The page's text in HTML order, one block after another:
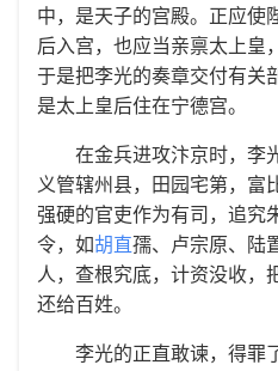
中，是天子的宫殿。正应使
后入宫，也应当亲禀太上皇
于是把李光的奏章交付有关
是太上皇后住在宁德宫。
在金兵进攻汴京时，李
义管辖州县，田园宅第，富
强硬的官吏作为有司，追究
令，如胡直孺、卢宗原、陆
人，查根究底，计资没收，
还给百姓。
李光的正直敢谏，得罪